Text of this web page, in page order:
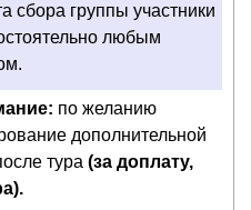
сбора группы участники
любым
по желанию
дополнительной
тура (за доплату,